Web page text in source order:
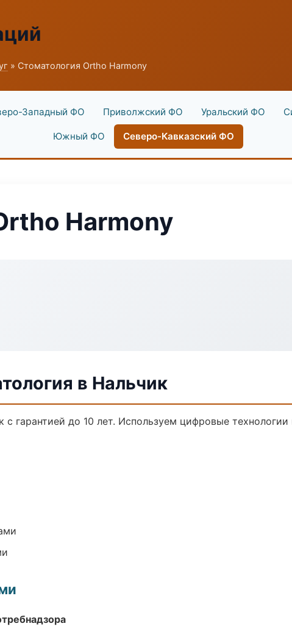
» Стоматология Ortho Harmony
Западный ФО Приволжский ФО Уральский ФО
Южный ФО Северо-Кавказский ФО
Harmony
в Нальчик
с гарантией до 10 лет. Используем цифровые